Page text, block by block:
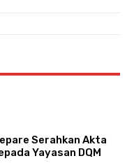
Serahkan Akta
Yayasan DQM